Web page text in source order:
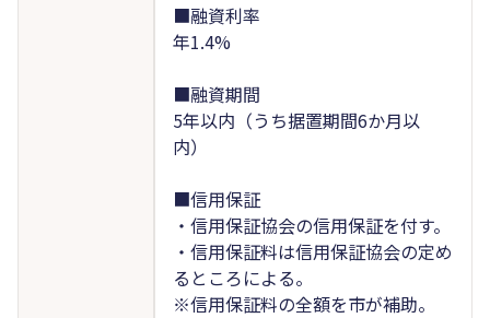
■融資利率
年1.4%
■融資期間
5年以内（うち据置期間6か月以
内）
■信用保証
・信用保証協会の信用保証を付す。
・信用保証料は信用保証協会の定め
るところによる。
※信用保証料の全額を市が補助。